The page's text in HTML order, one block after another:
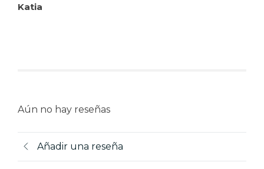
Katia
Aún no hay reseñas
Añadir una reseña